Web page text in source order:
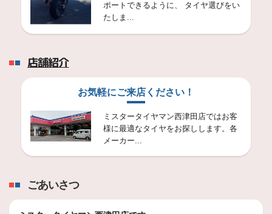
2026年8月4日
2026年8月3日
技術・サービス
ポテンザRE-71RZ って
本日も、灼熱のPITで作業をガンガンやっております！
2026年8月1日
ポートできるように、 タイヤ選びをい
たしま...
店舗紹介
お気軽にご来店ください！
ミスタータイヤマン西津田店ではお客
様に最適なタイヤをお探しします。各
メーカー...
ごあいさつ